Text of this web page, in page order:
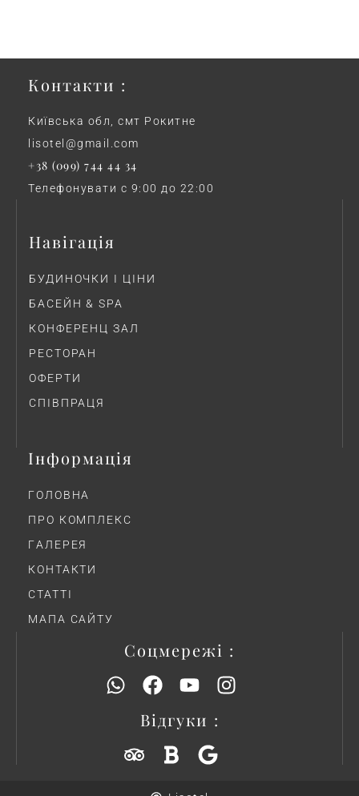
Контакти :
Київська обл, смт Рокитне
lisotel@gmail.com
+38 (099) 744 44 34
Телефонувати с 9:00 до 22:00
Навігація
БУДИНОЧКИ І ЦІНИ
БАСЕЙН & SPA
КОНФЕРЕНЦ ЗАЛ
РЕСТОРАН
ОФЕРТИ
СПІВПРАЦЯ
Інформація
ГОЛОВНА
ПРО КОМПЛЕКС
ГAЛЕРЕЯ
КОНТАКТИ
СТАТТІ
МАПА САЙТУ
Соцмережі :
Відгуки :